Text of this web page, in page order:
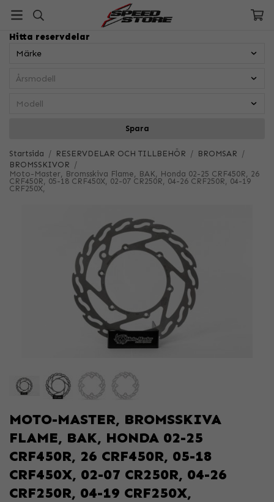
Hitta reservdelar
Spara
Startsida / RESERVDELAR OCH TILLBEHÖR / BROMSAR /
BROMSSKIVOR /
Moto-Master, Bromsskiva Flame, BAK, Honda 02-25 CRF450R, 26
CRF450R, 05-18 CRF450X, 02-07 CR250R, 04-26 CRF250R, 04-19
CRF250X,
MOTO-MASTER, BROMSSKIVA
FLAME, BAK, HONDA 02-25
CRF450R, 26 CRF450R, 05-18
CRF450X, 02-07 CR250R, 04-26
CRF250R, 04-19 CRF250X,